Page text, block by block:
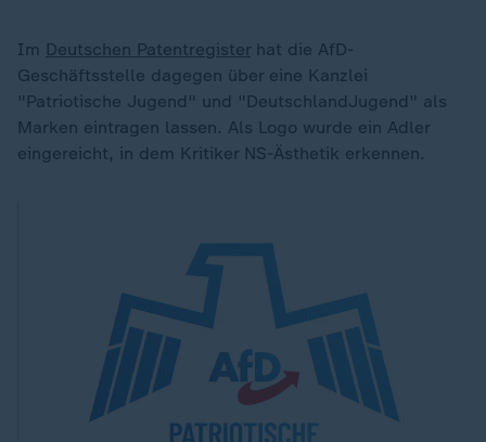
Im Deutschen Patentregister hat die AfD-
Geschäftsstelle dagegen über eine Kanzlei
"Patriotische Jugend" und "DeutschlandJugend" als
Marken eintragen lassen. Als Logo wurde ein Adler
eingereicht, in dem Kritiker NS-Ästhetik erkennen.